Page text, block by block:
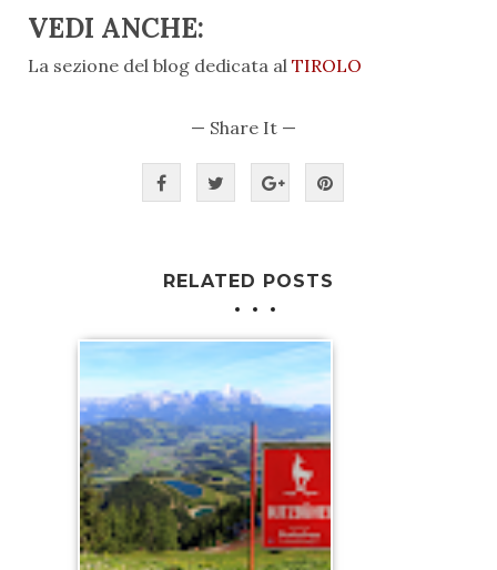
VEDI ANCHE:
La sezione del blog dedicata al TIROLO
— Share It —
RELATED POSTS